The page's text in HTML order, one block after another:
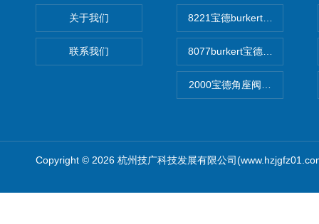
关于我们
联系我们
8221宝德burkert电导率探头
8077burkert宝德椭圆齿轮脉
2000宝德角座阀德国宝帝
Copyright © 2026 杭州技广科技发展有限公司